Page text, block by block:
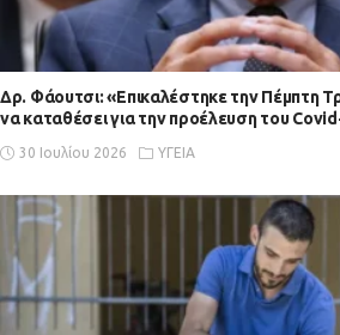
Δρ. Φάουτσι: «Επικαλέστηκε την Πέμπτη
να καταθέσει για την προέλευση του
30 Ιουλίου 2026 ΥΓΕΙΑ